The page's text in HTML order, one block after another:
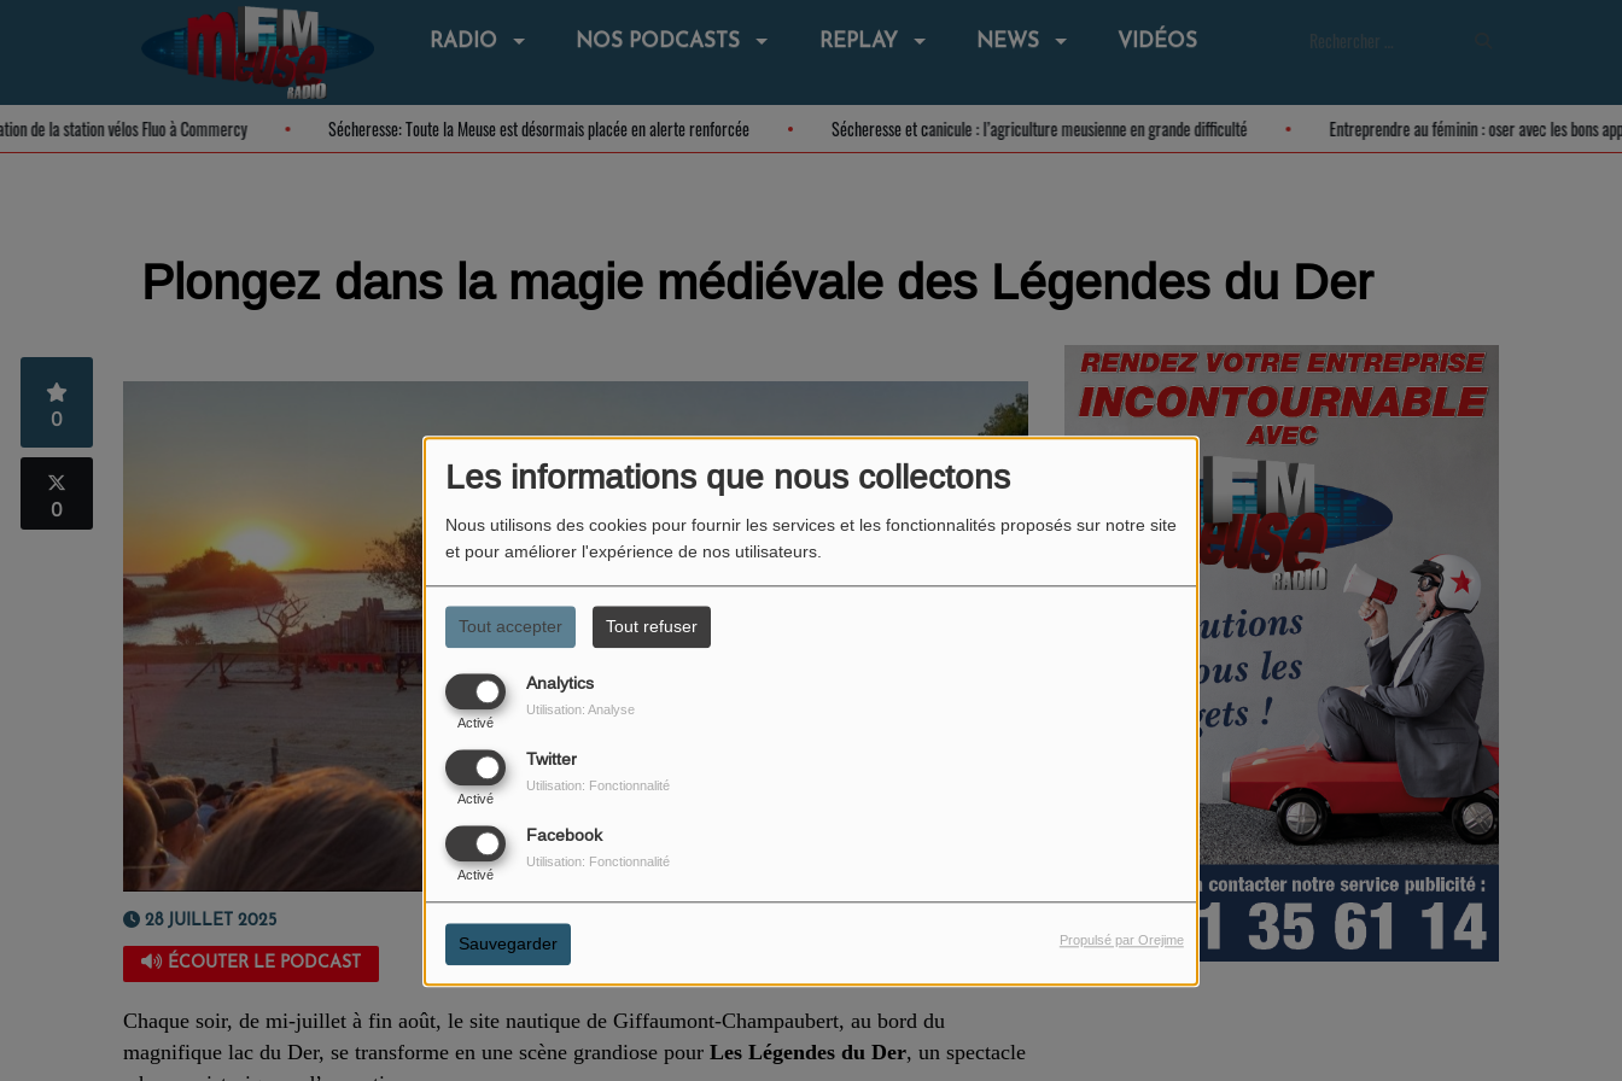
Les informations que nous collectons
Nous utilisons des cookies pour fournir les services et les fonctionnalités proposés sur notre site
et pour améliorer l'expérience de nos utilisateurs.
Tout accepter Tout refuser
Analytics
Activé
Utilisation: Analyse
Twitter
Activé
Utilisation: Fonctionnalité
Facebook
Activé
Utilisation: Fonctionnalité
Sauvegarder Propulsé par Orejime
RADIO NOS PODCASTS REPLAY NEWS VIDÉOS
de la station vélos Fluo à Commercy Sécheresse: Toute la Meuse est désormais placée en alerte renforcée Sécheresse et canicule : l’agriculture meusienne en grande difficulté Entreprendre au féminin : oser avec les bons
Plongez dans la magie médiévale des Légendes du Der
0
0
28 JUILLET 2025
ÉCOUTER LE PODCAST
Chaque soir, de mi‑juillet à fin août, le site nautique de Giffaumont‑Champaubert, au bord du
magnifique lac du Der, se transforme en une scène grandiose pour Les Légendes du Der, un spectacle